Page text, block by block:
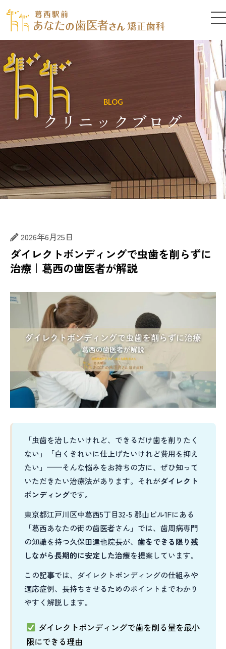
BLOG
クリニックブログ
2026年6月25日
ダイレクトボンディングで虫歯を削らずに
治療｜葛西の歯医者が解説
「虫歯を治したいけれど、できるだけ歯を削りたく
ない」「白くきれいに仕上げたいけれど費用を抑え
たい」——そんな悩みをお持ちの方に、ぜひ知って
いただきたい治療法があります。それがダイレクト
ボンディングです。
東京都江戸川区中葛西5丁目32-5 郡山ビル1Fにある
「葛西あなたの街の歯医者さん」では、歯周病専門
の知識を持つ久保田達也院長が、 歯をできる限り残
しながら長期的に安定した治療を提案しています。
この記事では、ダイレクトボンディングの仕組みや
適応症例、長持ちさせるためのポイントまでわかり
やすく解説します。
ダイレクトボンディングで歯を削る量を最小
限にできる理由